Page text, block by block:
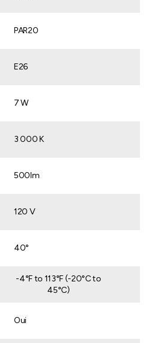
PAR20
E26
7 W
3 000 K
500lm
120 V
40°
-4°F to 113°F (-20°C to
45°C)
Oui